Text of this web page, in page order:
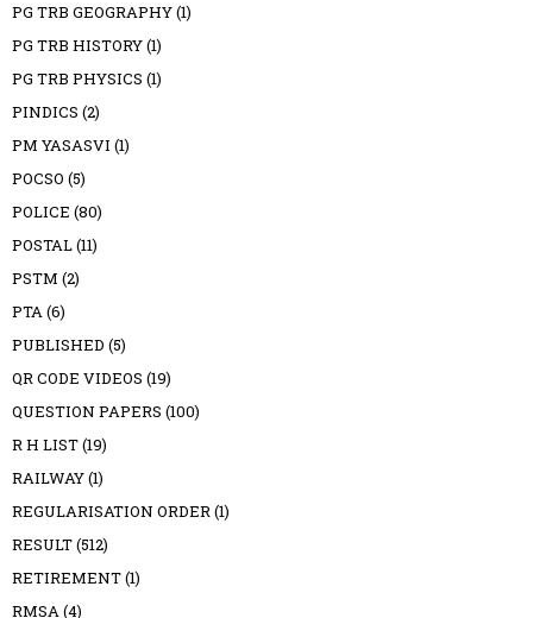
PG TRB GEOGRAPHY(1)
PG TRB HISTORY(1)
PG TRB PHYSICS (1)
PINDICS (2)
PM YASASVI (1)
POCSO (5)
POLICE (80)
POSTAL(11)
PSTM (2)
PTA(6)
PUBLISHED (5)
QR CODE VIDEOS (19)
QUESTION PAPERS (100)
R H LIST(19)
RAILWAY(1)
REGULARISATION ORDER(1)
RESULT(512)
RETIREMENT(1)
RMSA(4)